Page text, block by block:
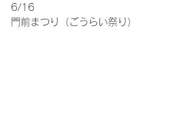
6/16
門前まつり（ごうらい祭り）